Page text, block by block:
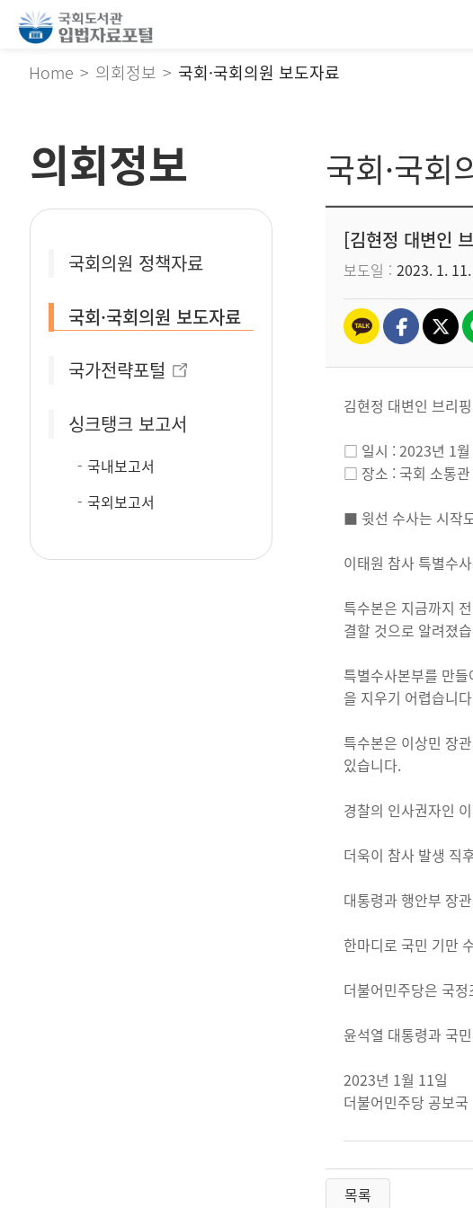
Home 의회정보 국회·국회의원 보도자료
의회정보
국회의원 정책자료
국회·국회의원 보도자료
국가전략포털
싱크탱크 보고서
국내보고서
국외보고서
국회·국회
[김현정 대변인
보도일 2023. 1. 11.
김현정 대변인 브리핑
□ 일시 : 2023년 1월
□ 장소 : 국회 소통관
■ 윗선 수사는 시작
이태원 참사 특별수
특수본은 지금까지
결할 것으로 알려졌
특별수사본부를 만
을 지우기 어렵습니
특수본은 이상민 장
있습니다.
경찰의 인사권자인
더욱이 참사 발생 직
대통령과 행안부 장
한마디로 국민 기만
더불어민주당은 국
윤석열 대통령과 국
2023년 1월 11일
더불어민주당 공보국
목록